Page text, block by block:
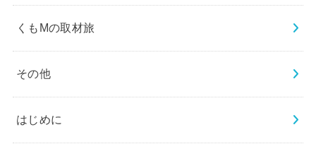
くもMの取材旅
その他
はじめに